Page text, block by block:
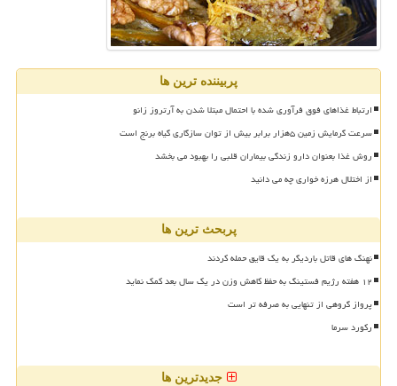
پربیننده ترین ها
ارتباط غذاهای فوق فرآوری شده با احتمال مبتلا شدن به آرتروز زانو
سرعت گرمایش زمین ۵هزار برابر بیش از توان سازگاری گیاه برنج است
روش غذا بعنوان دارو زندگی بیماران قلبی را بهبود می بخشد
از اختلال هرزه خواری چه می دانید
پربحث ترین ها
نهنگ های قاتل باردیگر به یک قایق حمله کردند
۱۲ هفته رژیم فستینگ به حفظ کاهش وزن در یک سال بعد کمک نماید
پرواز گروهی از تنهایی به صرفه تر است
رکورد سرما
جدیدترین ها